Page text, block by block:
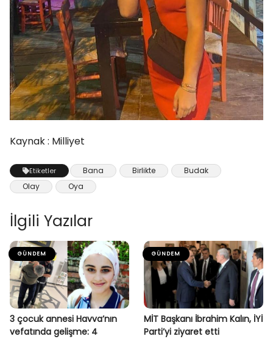
Kaynak : Milliyet
Etiketler Bana Birlikte
Budak
Olay
Oya
İlgili Yazılar
GÜNDEM
3 çocuk annesi Havva’nın
vefatında gelişme: 4
GÜNDEM
MİT Başkanı İbrahim Kalın, İYİ
Parti’yi ziyaret etti